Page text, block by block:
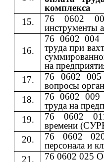
комплекса
76 0602
инструменты
76 0602 004
труда при
на
76 0602 005
вопросы
76 0602 009
труда на
76 0602
времени
76 0602 020
персонала и
76 0602 025